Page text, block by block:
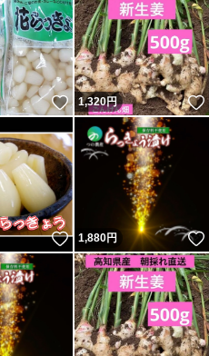
いいね！
1,320円
いいね！
1,880円